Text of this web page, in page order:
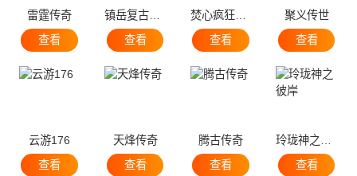
雷霆传奇
查看
查看
焚心疯狂超变
查看
聚义传世
查看
云游176
查看
天烽传奇
查看
腾古传奇
查看
查看